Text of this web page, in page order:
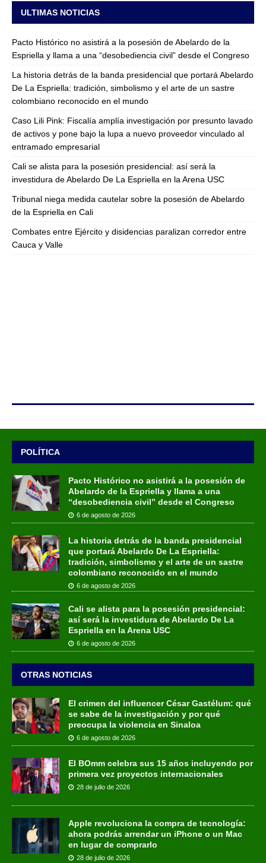
ULTIMAS NOTICIAS
Pacto Histórico no asistirá a la posesión de Abelardo de la
Espriella y llama a una “desobediencia civil” desde el Congreso
La historia detrás de la banda presidencial que portará Abelardo
De La Espriella: tradición, simbolismo y el arte de un sastre
colombiano reconocido en el mundo
Caso Lili Pink: Fiscalía amplía investigación por presunto lavado
de activos y pone bajo la lupa a nuevo proveedor vinculado al
entramado empresarial
Cali se alista para la posesión presidencial: así será la
investidura de Abelardo De La Espriella en la Arena USC
Tribunal niega medida cautelar sobre la posesión de Abelardo
de la Espriella en Cali
Combates entre Ejército y disidencias paralizan corredor entre
Cauca y Valle
POLÍTICA
Pacto Histórico no asistirá a la posesión de
Abelardo de la Espriella y llama a una
“desobediencia civil” desde el Congreso
6 de agosto de 2026
La historia detrás de la banda presidencial
que portará Abelardo De La Espriella:
tradición, simbolismo y el arte de un sastre
colombiano reconocido en el mundo
6 de agosto de 2026
Cali se alista para la posesión presidencial:
así será la investidura de Abelardo De La
Espriella en la Arena USC
6 de agosto de 2026
OTRAS NOTICIAS
El crimen del influencer César Gastélum: qué
se sabe de la investigación y por qué
preocupa la violencia en Sinaloa
6 de agosto de 2026
El BOmm celebra sus 15 años incluyendo por
primera vez proyectos internacionales
28 de julio de 2026
Apple revoluciona la compra de tecnología:
ahora podrás arrendar un iPhone o un Mac
en lugar de comprarlo
28 de julio de 2026